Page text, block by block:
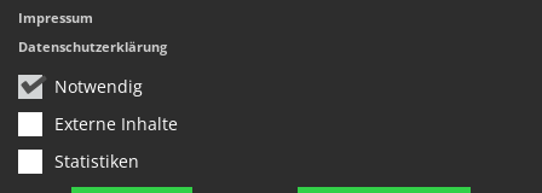
Notwendig
Externe Inhalte
Statistiken
Impressum
Datenschutzerklärung